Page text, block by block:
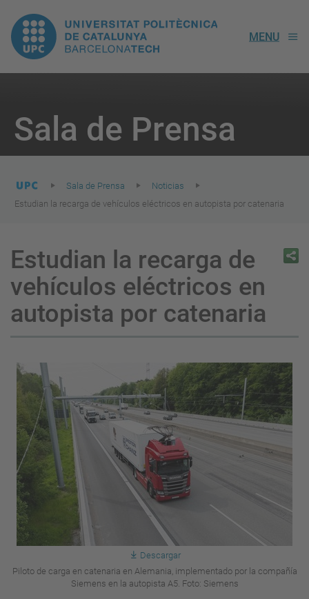
UPC.
Universitat
de
Catalunya
MENU
Sala de Prensa
here:
Sala de Prensa
Noticias
Estudian la recarga de vehículos eléctricos en autopista por catenaria
Estudian la recarga de
vehículos eléctricos en
autopista por catenaria
Descargar
Piloto de carga en catenaria en Alemania, implementado por la compañía
Siemens en la autopista A5. Foto: Siemens